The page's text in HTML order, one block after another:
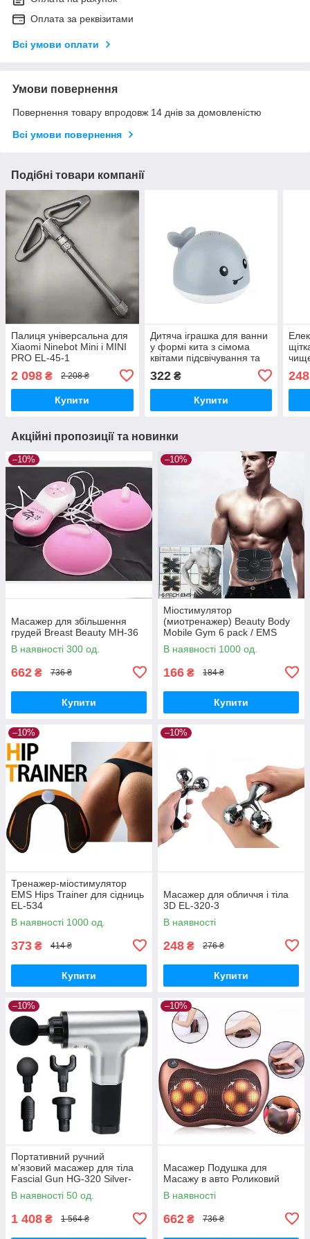
Оплата за реквізитами
Всі умови оплати
Умови повернення
Повернення товару впродовж 14 днів за домовленістю
Всі умови повернення
Подібні товари компанії
Палиця універсальна для
Xiaomi Ninebot Mini і MINI
PRO EL-45-1
2 098 ₴ 2 208 ₴
Купити
Дитяча іграшка для ванни
у формі кита з сімома
квітами підсвічування та
корпусом EL-2148(107А)
322₴
Купити
248
Акційні пропозиції та новинки
–10%
Масажер для збільшення
грудей Breast Beauty MH-36
В наявності 300 од.
662 ₴ 736 ₴
Купити
–10%
Міостимулятор
(миотренажер) Beauty Body
Mobile Gym 6 pack / EMS
Trainer EL-282
В наявності 1000 од.
166 ₴ 184 ₴
Купити
–10%
Тренажер-міостимулятор
EMS Hips Trainer для сідниць
EL-534
В наявності 1000 од.
373 ₴ 414 ₴
Купити
–10%
Масажер для обличчя і тіла
3D EL-320-3
В наявності
248 ₴ 276 ₴
Купити
–10%
Портативний ручний
м'язовий масажер для тіла
Fascial Gun HG-320 Silver-
Black
В наявності 50 од.
1 408 ₴ 1 564 ₴
–10%
Масажер Подушка для
Масажу в авто Роликовий
В наявності
662 ₴ 736 ₴